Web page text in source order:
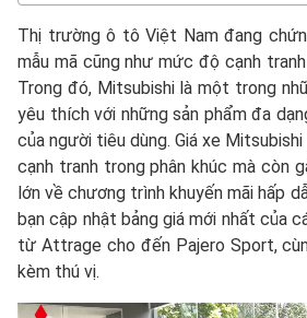
Thị trường ô tô Việt Nam đang
mẫu mã cũng như mức độ cạnh
Trong đó, Mitsubishi là một trong
yêu thích với những sản phẩm đa
của người tiêu dùng. Giá xe
cạnh tranh trong phân khúc mà còn
lớn về chương trình khuyến mãi hấp
bạn cập nhật bảng giá mới nhất của
từ Attrage cho đến Pajero Sport,
kèm thú vị.